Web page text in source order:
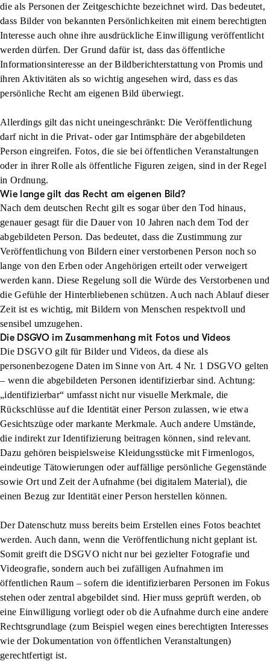
die als Personen der Zeitgeschichte bezeichnet wird. Das bedeutet,
dass Bilder von bekannten Persönlichkeiten mit einem berechtigten
Interesseauch ohne ihre ausdrückliche Einwilligung veröffentlicht
werden dürfen. Der Grund dafür ist, dass das öffentliche
Informationsinteresse an der Bildberichterstattung von Promis und
ihren Aktivitäten als so wichtig angesehen wird, dass es das
persönliche Recht am eigenen Bild überwiegt.
Allerdings gilt das nicht uneingeschränkt: Die Veröffentlichung
darf nicht in die Privat- oder gar Intimsphäre der abgebildeten
Person eingreifen. Fotos, die sie bei öffentlichen Veranstaltungen
oder in ihrer Rolle als öffentliche Figuren zeigen, sind in der Regel
in Ordnung.
Wie lange gilt das Recht am eigenen Bild?
Nach dem deutschen Recht gilt es sogar über den Tod hinaus,
genauer gesagt für die Dauer von 10 Jahren nach dem Tod der
abgebildeten Person. Das bedeutet, dass die Zustimmung zur
Veröffentlichung von Bildern einer verstorbenen Person noch so
lange von den Erben oder Angehörigen erteilt oder verweigert
werden kann. Diese Regelung soll die Würde des Verstorbenen und
die Gefühle der Hinterbliebenen schützen. Auch nach Ablauf dieser
Zeit ist es wichtig, mit Bildern von Menschen respektvoll und
sensibel umzugehen.
Die DSGVO im Zusammenhang mit Fotos und Videos
Die DSGVO gilt für Bilder und Videos, da diese als
personenbezogene Daten im Sinne von Art. 4 Nr. 1 DSGVO gelten
– wenn die abgebildeten Personen identifizierbar sind. Achtung:
„identifizierbar“ umfasst nicht nur visuelle Merkmale, die
Rückschlüsse auf die Identität einer Person zulassen, wie etwa
Gesichtszüge oder markante Merkmale. Auch andere Umstände,
die indirekt zur Identifizierung beitragen können, sind relevant.
Dazu gehören beispielsweise Kleidungsstücke mit Firmenlogos,
eindeutige Tätowierungen oder auffällige persönliche Gegenstände
sowie Ort und Zeit der Aufnahme (bei digitalem Material), die
einen Bezug zur Identität einer Person herstellen können.
Der Datenschutz muss bereits beim Erstellen eines Fotos beachtet
werden. Auch dann, wenn die Veröffentlichung nicht geplant ist.
Somit greift die DSGVO nicht nur bei gezielter Fotografie und
Videografie, sondern auch bei zufälligen Aufnahmen im
öffentlichen Raum – sofern die identifizierbaren Personen im Fokus
stehen oder zentral abgebildet sind. Hier muss geprüft werden, ob
eine Einwilligung vorliegt oder ob die Aufnahme durch eine andere
Rechtsgrundlage (zum Beispiel wegen eines berechtigten Interesses
wie der Dokumentation von öffentlichen Veranstaltungen)
gerechtfertigt ist.